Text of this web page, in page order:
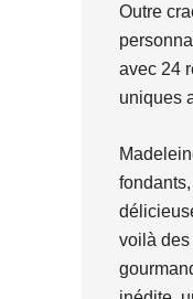
Outre
avec 24
uniques
voilà